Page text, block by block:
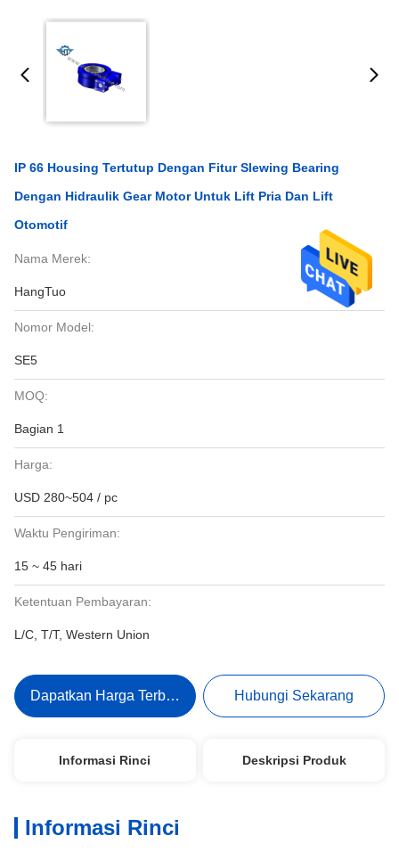
IP 66 Housing Tertutup Dengan Fitur Slewing Bearing
Dengan Hidraulik Gear Motor Untuk Lift Pria Dan Lift
Otomotif
Nama Merek:
HangTuo
Nomor Model:
SE5
MOQ:
Bagian 1
Harga:
USD 280~504 / pc
Waktu Pengiriman:
15 ~ 45 hari
Ketentuan Pembayaran:
L/C, T/T, Western Union
Dapatkan Harga Terbaik Hubungi Sekarang
Informasi Rinci Deskripsi Produk
Informasi Rinci